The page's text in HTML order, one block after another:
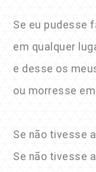
Se eu pudesse
em qualquer
e desse os
ou morresse
Se não tivesse
Se não tivesse